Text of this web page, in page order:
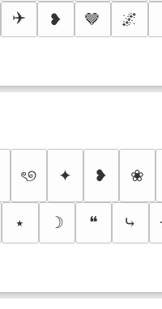
✈️ ❥ 🤎 🌌
ৎ୭ ✦ ❥ ❀
⭑ ☽ ❝ ⤷